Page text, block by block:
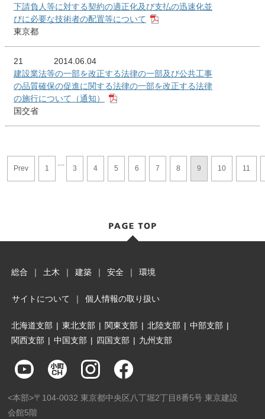
下請負人等に対する契約の適正化及び支払の迅速化並
びに必要な技術者の配置等について
東京都
21
2014.06.04
建設業法等の一部を改正する法律の一部及び公共工事
の品質確保の促進に関する法律の一部を改正する法律
の施行について（通知）
国交省
Prev 1
....
3 4 5 6 7 8 9 10 11
総合 ｜ 土木 ｜ 建築 ｜ 安全 ｜ 環境
サイトについて ｜ 個人情報の取り扱い
北海道支部 | 東北支部 | 関東支部 | 北陸支部 | 中部支部 |
関西支部 | 中国支部 | 四国支部 | 九州支部
<本部>〒104-0032 東京都中央区八丁堀2丁目8番5号 東京建設
会館5階